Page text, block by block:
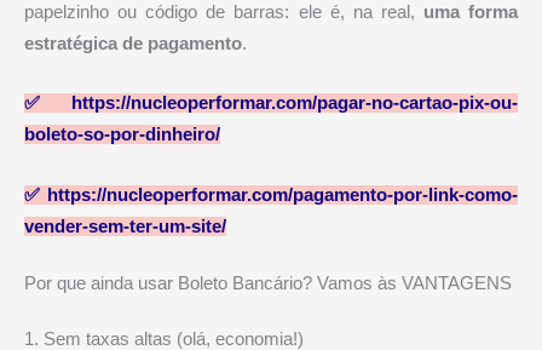
papelzinho ou código de barras: ele é, na real, uma forma
estratégica de pagamento.
✅
https://nucleoperformar.com/pagar-no-cartao-pix-ou-
boleto-so-por-dinheiro/
✅ https://nucleoperformar.com/pagamento-por-link-como-
vender-sem-ter-um-site/
Por que ainda usar Boleto Bancário? Vamos às VANTAGENS
1. Sem taxas altas (olá, economia!)